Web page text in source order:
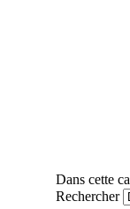
Dans cette
Rechercher